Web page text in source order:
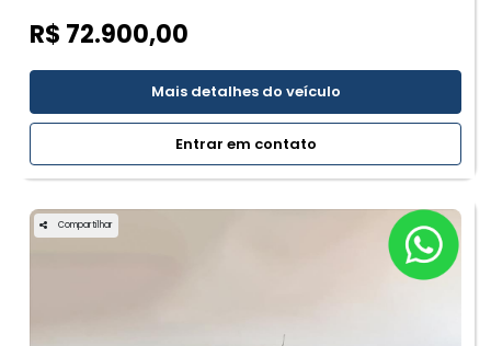
R$ 72.900,00
Mais detalhes do veículo
Entrar em contato
Compartilhar